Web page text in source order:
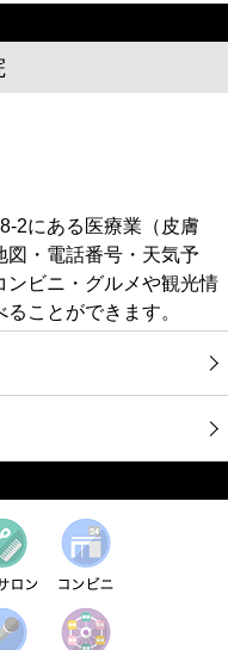
2にある医療業（皮膚
図・電話番号・天気予
ンビニ・グルメや観光情
ことができます。